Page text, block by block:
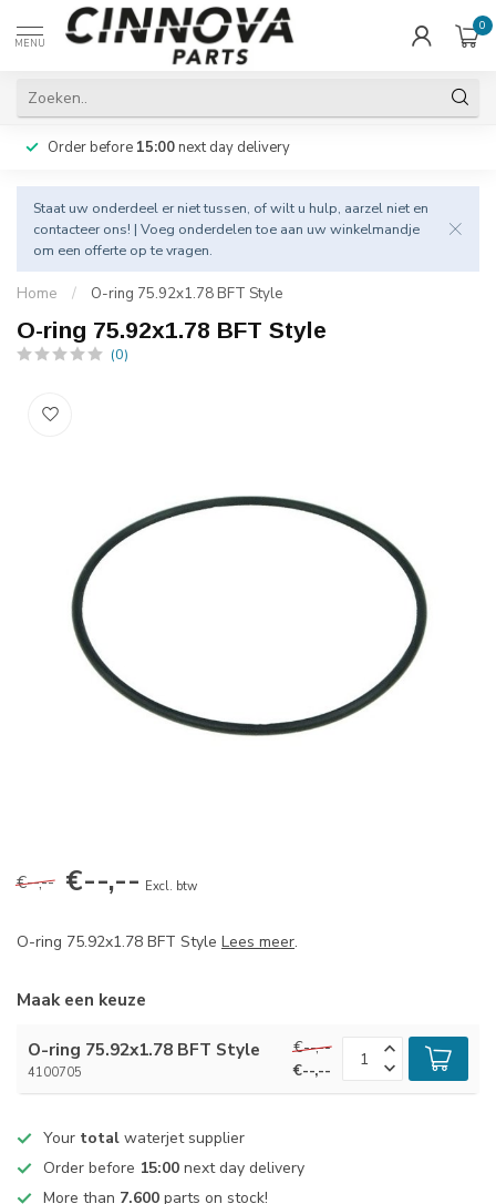
MENU
0
Order before 15:00next day delivery
Staat uw onderdeel er niet tussen, of wilt u hulp, aarzel niet en
contacteer ons! | Voeg onderdelen toe aan uw winkelmandje
om een offerte op te vragen.
Home / O-ring 75.92x1.78 BFT Style
O-ring 75.92x1.78 BFT Style
(0)
€--,-- €--,-- Excl. btw
O-ring 75.92x1.78 BFT Style Lees meer.
Maak een keuze
O-ring 75.92x1.78 BFT Style
4100705
€--,--
€--,--
Your total waterjet supplier
Order before 15:00 next day delivery
More than 7.600 parts on stock!